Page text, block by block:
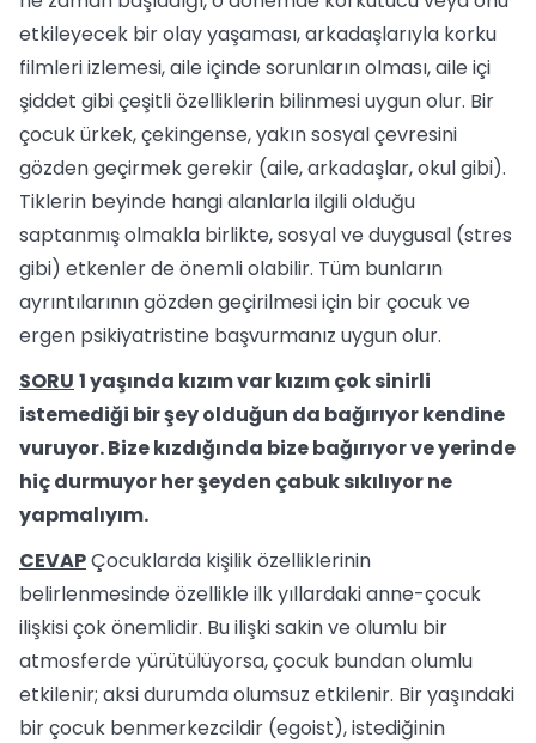
etkileyecek bir olay yaşaması, arkadaşlarıyla korku
filmleri izlemesi, aile içinde sorunların olması, aile içi
şiddet gibi çeşitli özelliklerin bilinmesi uygun olur. Bir
çocuk ürkek, çekingense, yakın sosyal çevresini
gözden geçirmek gerekir (aile, arkadaşlar, okul gibi).
Tiklerin beyinde hangi alanlarla ilgili olduğu
saptanmış olmakla birlikte, sosyal ve duygusal (stres
gibi) etkenler de önemli olabilir. Tüm bunların
ayrıntılarının gözden geçirilmesi için bir çocuk ve
ergen psikiyatristine başvurmanız uygun olur.
SORU 1 yaşında kızım var kızım çok sinirli
istemediği bir şey olduğun da bağırıyor kendine
vuruyor. Bize kızdığında bize bağırıyor ve yerinde
hiç durmuyor her şeyden çabuk sıkılıyor ne
yapmalıyım.
CEVAPÇocuklarda kişilik özelliklerinin
belirlenmesinde özellikle ilk yıllardaki anne-çocuk
ilişkisi çok önemlidir. Bu ilişki sakin ve olumlu bir
atmosferde yürütülüyorsa, çocuk bundan olumlu
etkilenir; aksi durumda olumsuz etkilenir. Bir yaşındaki
bir çocuk benmerkezcildir (egoist), istediğinin